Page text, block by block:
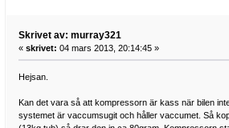
Skrivet av: murray321
« skrivet: 04 mars 2013, 20:14:45 »
Hejsan.
Kan det vara så att kompressorn är kass när bilen
systemet är vaccumsugit och håller vaccumet. Så